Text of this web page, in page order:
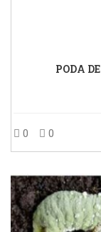
PODA
0 0